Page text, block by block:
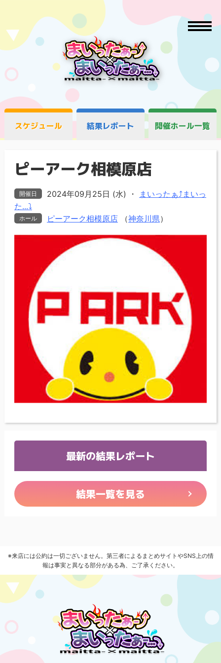
スケジュール 結果レポート 開催ホール一覧
ピーアーク相模原店
開催日 2024年09月25日 (水) ・
まいったぁ⤴まいっ
た...⤵
ホール ピーアーク相模原店（神奈川県）
最新の結果レポート
結果一覧を見る
※来店には公約は一切ございません。第三者によるまとめサイトやSNS上の情
報は事実と異なる部分がある為、ご了承ください。